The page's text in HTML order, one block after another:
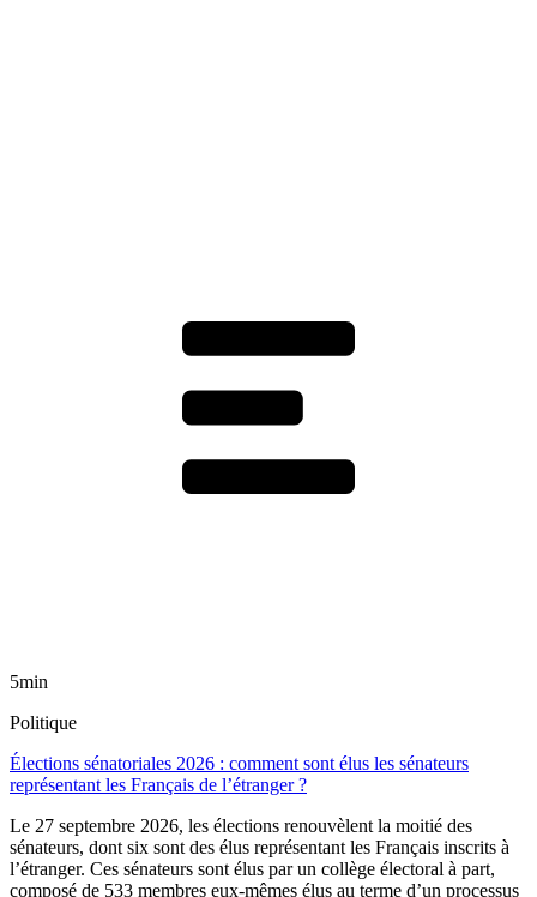
5min
Politique
Élections sénatoriales 2026 : comment sont élus les sénateurs
représentant les Français de l’étranger ?
Le 27 septembre 2026, les élections renouvèlent la moitié des
sénateurs, dont six sont des élus représentant les Français inscrits à
l’étranger. Ces sénateurs sont élus par un collège électoral à part,
composé de 533 membres eux-mêmes élus au terme d’un processus